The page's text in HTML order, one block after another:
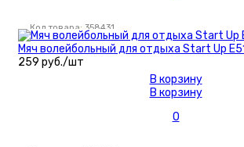
Аксессуары для
фитнеса
Свободные веса
Код товара: 358431
Мяч волейбольный для отдыха Start Up
259 руб./шт
В корзину
В корзину
0